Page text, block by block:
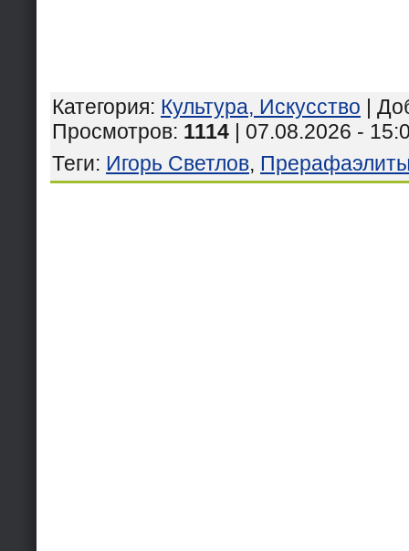
Категория: Культура, Искусство |
Просмотров: 1114 | 07.08.2026 -
Теги: Игорь Светлов,